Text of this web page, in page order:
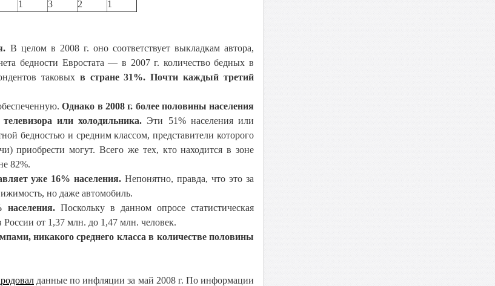
1 3 2
1
В целом в 2008 г. оно соответствует выкладкам автора,
бедности Евростата — в 2007 г. количество бедных в
таковых в стране 31%. Почти каждый третий
Однако в 2008 г. более половины населения
или холодильника. Эти 51% населения или
бедностью и средним классом, представители которого
приобрести могут. Всего же тех, кто находится в зоне
82%.
уже 16% населения. Непонятно, правда, что это за
но даже автомобиль.
Поскольку в данном опросе статистическая
от 1,37 млн. до 1,47 млн. человек.
никакого среднего класса в количестве половины
данные по инфляции за май 2008 г. По информации